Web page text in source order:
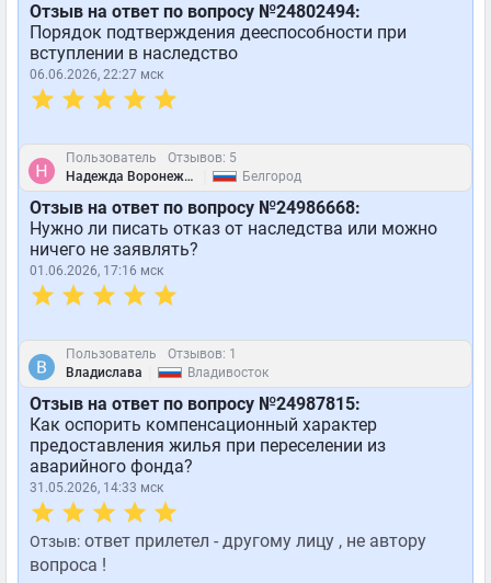
Отзыв на ответ по вопросу №24802494:
Порядок подтверждения дееспособности при
вступлении в наследство
06.06.2026, 22:27 мск
Пользователь
Отзывов: 5
Надежда Воронежцева
Белгород
Отзыв на ответ по вопросу №24986668:
Нужно ли писать отказ от наследства или можно
ничего не заявлять?
01.06.2026, 17:16 мск
Пользователь
Отзывов: 1
Владислава
Владивосток
Отзыв на ответ по вопросу №24987815:
Как оспорить компенсационный характер
предоставления жилья при переселении из
аварийного фонда?
31.05.2026, 14:33 мск
Отзыв: ответ прилетел - другому лицу , не автору
вопроса !